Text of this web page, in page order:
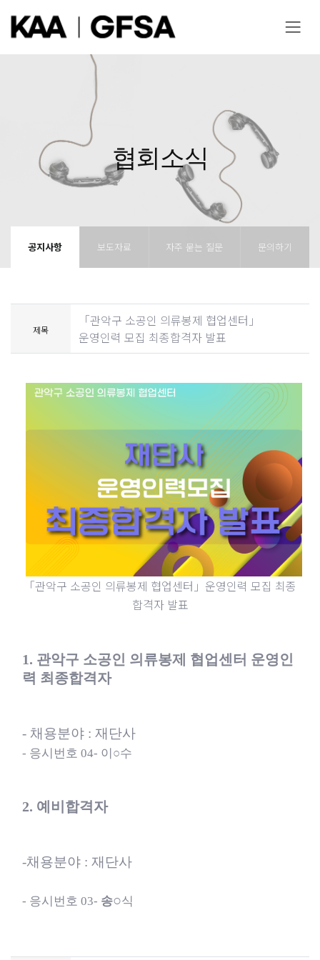
협회소식
공지사항 보도자료 자주 묻는 질문 문의하기
제목
「관악구 소공인 의류봉제 협업센터」
운영인력 모집 최종합격자 발표
「관악구 소공인 의류봉제 협업센터」운영인력 모집 최종
합격자 발표
1. 관악구 소공인 의류봉제 협업센터 운영인
력 최종합격자
- 채용분야 : 재단사
- 응시번호 04- 이 ○수
2. 예비합격자
-채용분야 : 재단사
- 응시번호 03- 송○식